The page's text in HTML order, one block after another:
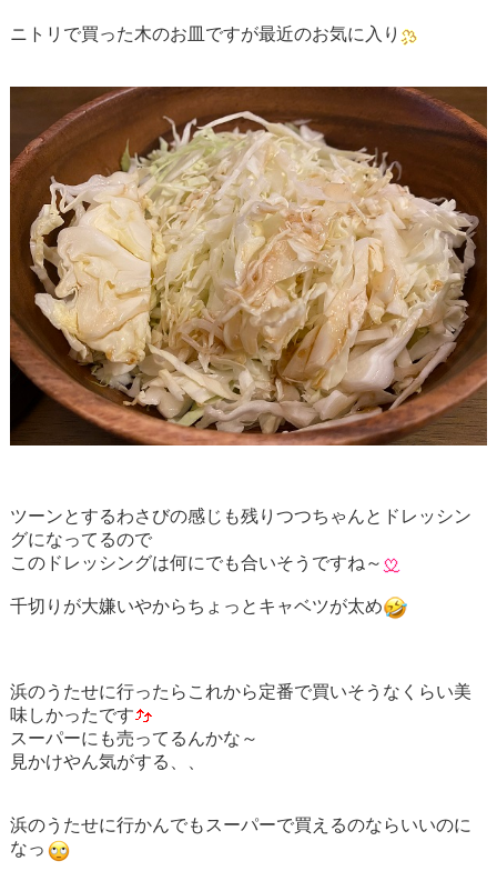
ニトリで買った木のお皿ですが最近のお気に入り
ツーンとするわさびの感じも残りつつちゃんとドレッシン
グになってるので
このドレッシングは何にでも合いそうですね～
千切りが大嫌いやからちょっとキャベツが太め
浜のうたせに行ったらこれから定番で買いそうなくらい美
味しかったです
スーパーにも売ってるんかな～
見かけやん気がする、、
浜のうたせに行かんでもスーパーで買えるのならいいのに
なっ